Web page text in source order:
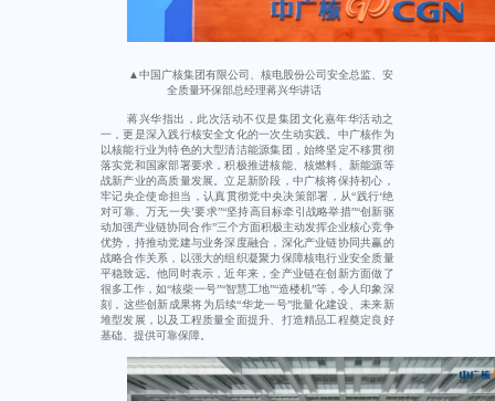
▲中国广核集团有限公司、核电股份公司安全总监、安
全质量环保部总经理蒋兴华讲话
蒋兴华指出，此次活动不仅是集团文化嘉年华活动之
一，更是深入践行核安全文化的一次生动实践。中广核作为
以核能行业为特色的大型清洁能源集团，始终坚定不移贯彻
落实党和国家部署要求，积极推进核能、核燃料、新能源等
战新产业的高质量发展。立足新阶段，中广核将保持初心，
牢记央企使命担当，认真贯彻党中央决策部署，从“践行‘绝
对可靠、万无一失’要求”“坚持高目标牵引战略举措”“创新驱
动加强产业链协同合作”三个方面积极主动发挥企业核心竞争
优势，持推动党建与业务深度融合，深化产业链协同共赢的
战略合作关系，以强大的组织凝聚力保障核电行业安全质量
平稳致远。他同时表示，近年来，全产业链在创新方面做了
很多工作，如“核柴一号”“智慧工地”“造楼机”等，令人印象深
刻，这些创新成果将为后续“华龙一号”批量化建设、未来新
堆型发展，以及工程质量全面提升、打造精品工程奠定良好
基础、提供可靠保障。